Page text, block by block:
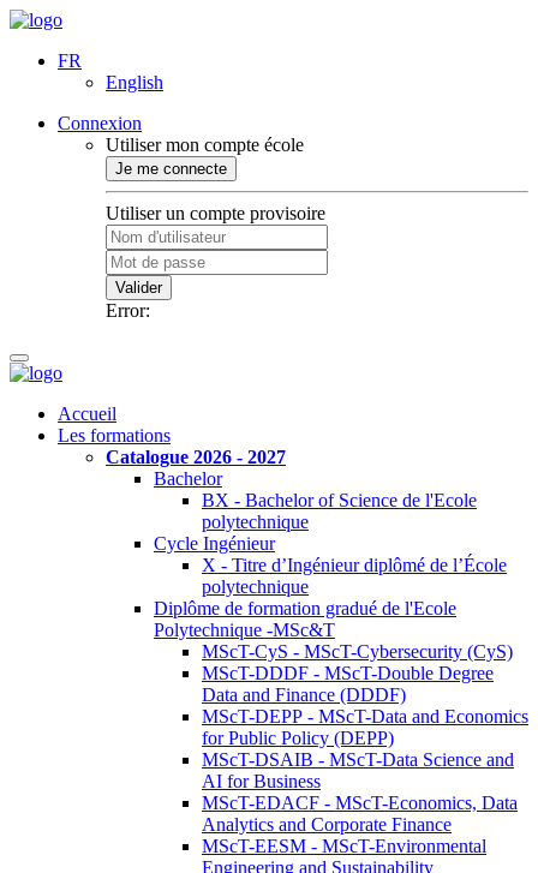
FR
English
Connexion
Utiliser mon compte école
Je me connecte
Utiliser un compte provisoire
Valider
Error:
Accueil
Les formations
Catalogue 2026 - 2027
Bachelor
BX - Bachelor of Science de l'Ecole
polytechnique
Cycle Ingénieur
X - Titre d’Ingénieur diplômé de l’École
polytechnique
Diplôme de formation gradué de l'Ecole
Polytechnique -MSc&T
MScT-CyS - MScT-Cybersecurity (CyS)
MScT-DDDF - MScT-Double Degree
Data and Finance (DDDF)
MScT-DEPP - MScT-Data and Economics
for Public Policy (DEPP)
MScT-DSAIB - MScT-Data Science and
AI for Business
MScT-EDACF - MScT-Economics, Data
Analytics and Corporate Finance
MScT-EESM - MScT-Environmental
Engineering and Sustainability